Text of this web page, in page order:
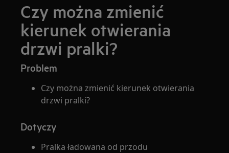
Czy można zmienić
kierunek otwierania
drzwi pralki?
Problem
Czy można zmienić kierunek otwierania
drzwi pralki?
Dotyczy
Pralka ładowana od przodu